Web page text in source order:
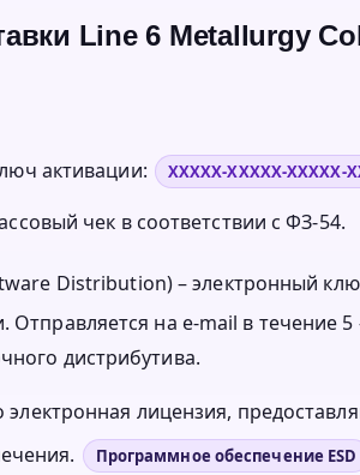
Line 6 Metallurgy
активации:
XXXXX-XXXXX-XXXXX-
чек в соответствии с ФЗ-54.
Distribution) – электронный
Отправляется на e-mail в течение
дистрибутива.
электронная лицензия,
Программное обеспечение ESD